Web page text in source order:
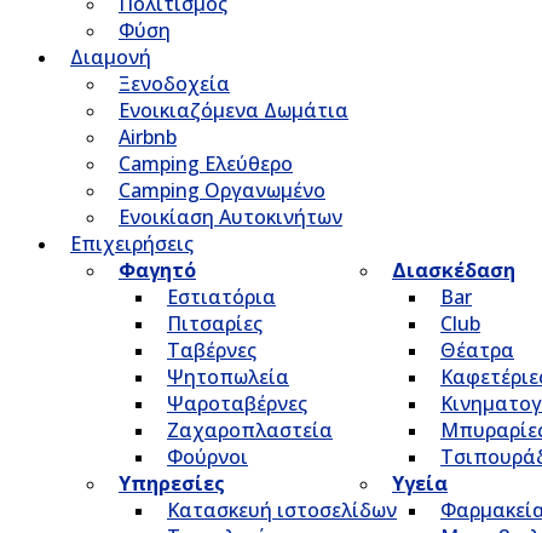
Φύση
Διαμονή
Ξενοδοχεία
Ενοικιαζόμενα Δωμάτια
Airbnb
Camping Ελεύθερο
Camping Οργανωμένο
Ενοικίαση Αυτοκινήτων
Επιχειρήσεις
Φαγητό
Εστιατόρια
Πιτσαρίες
Ταβέρνες
Ψητοπωλεία
Ψαροταβέρνες
Ζαχαροπλαστεία
Φούρνοι
Διασκέδαση
Bar
Club
Θέατρα
Υπηρεσίες
Κατασκευή ιστοσελίδων
Υγεία